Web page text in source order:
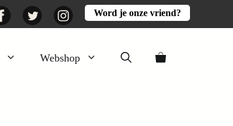
FacebookTwitter InstagramWord je onze vriend?
Webshop